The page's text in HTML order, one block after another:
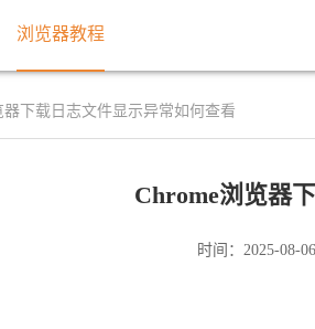
浏览器教程
器下载日志文件显示异常如何查看
Chrome浏览器
时间：2025-08-06